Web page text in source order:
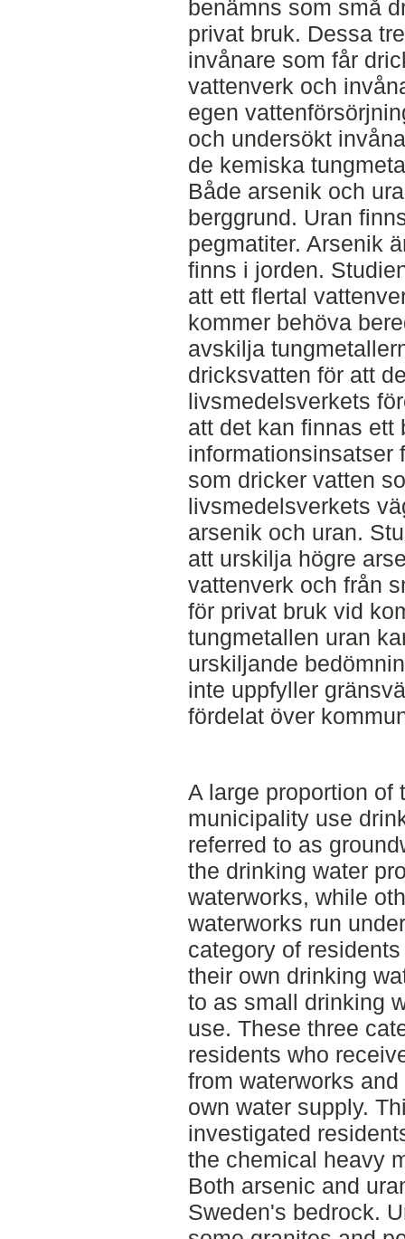
benämns som små
privat bruk. Dessa
invånare som får
vattenverk och
egen
och undersökt
de kemiska
Både arsenik och
berggrund. Uran
pegmatiter. Arsenik
finns i jorden.
att ett flertal
kommer behöva
avskilja
dricksvatten för att
livsmedelsverkets
att det kan finnas ett
informationsinsatser
som dricker vatten
livsmedelsverkets
arsenik och uran.
att urskilja högre
vattenverk och från
för privat bruk vid
tungmetallen uran
urskiljande
inte uppfyller
fördelat över
A large proportion of
municipality use
referred to as
the drinking water
waterworks, while
waterworks run
category of
their own drinking
to as small drinking
use. These three
residents who
from waterworks
own water supply.
investigated
the chemical heavy
Both arsenic and
Sweden's bedrock.